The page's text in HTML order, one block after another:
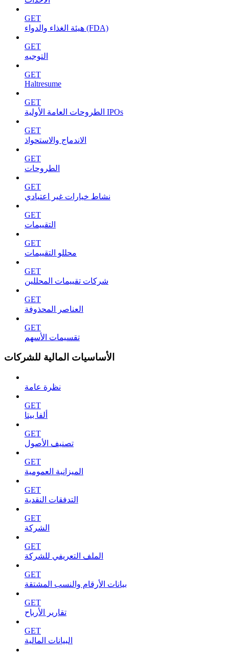
GET
هيئة الغذاء والدواء (FDA)
GET
التوجيه
GET
Haltresume
GET
الطروحات العامة الأولية IPOs
GET
الاندماج والاستحواذ
GET
الطروحات
GET
نشاط خيارات غير اعتيادي
GET
التقييمات
GET
محللو التقييمات
GET
شركات تقييمات المحللين
GET
العناصر المحذوفة
GET
تقسيمات الأسهم
الأساسيات المالية للشركات
نظرة عامة
GET
ألفا بيتا
GET
تصنيف الأصول
GET
الميزانية العمومية
GET
التدفقات النقدية
GET
الشركة
GET
الملف التعريفي للشركة
GET
بيانات الأرقام والنسب المشتقة
GET
تقارير الأرباح
GET
البيانات المالية